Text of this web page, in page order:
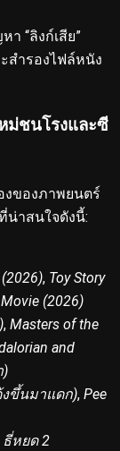
า “ลิงก์เสีย”
สำรองไฟล์หนัง
ม่ชนโรงและซี
งของภาพยนตร์
น่าสนใจดังนี้:
, Toy Story
(2026)
, Masters of the
and
)
งขึ้นมาแดก), Pee
ธี่หยด 2